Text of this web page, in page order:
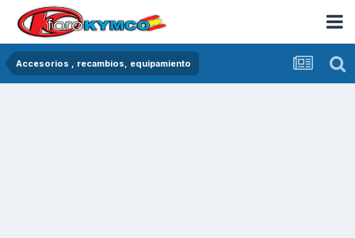
Accesorios , recambios, equipamiento